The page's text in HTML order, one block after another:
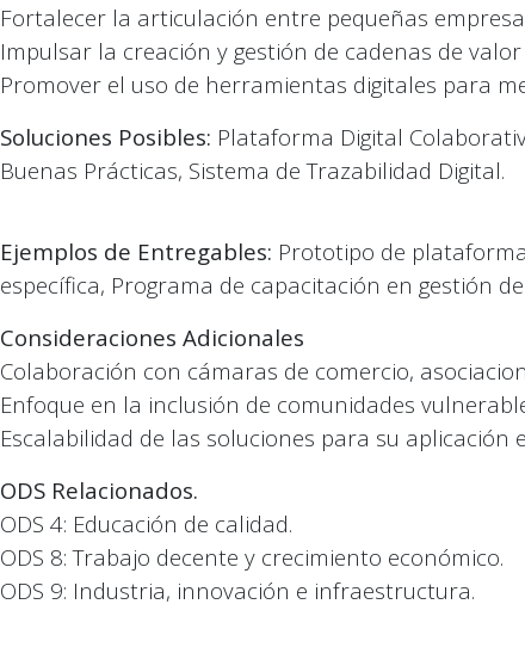
Fortalecer la articulación entre pequeñas
Impulsar la creación y gestión de cadenas de
Promover el uso de herramientas digitales para
Soluciones Posibles: Plataforma Digital
Buenas Prácticas, Sistema de Trazabilidad Digital.
Ejemplos de Entregables: Prototipo de
específica, Programa de capacitación en gestión
Consideraciones Adicionales
Colaboración con cámaras de comercio,
Enfoque en la inclusión de comunidades
Escalabilidad de las soluciones para su aplicación
ODS Relacionados.
ODS 4: Educación de calidad.
ODS 8: Trabajo decente y crecimiento económico.
ODS 9: Industria, innovación e infraestructura.